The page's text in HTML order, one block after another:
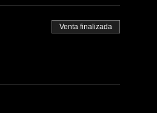
Venta finalizada